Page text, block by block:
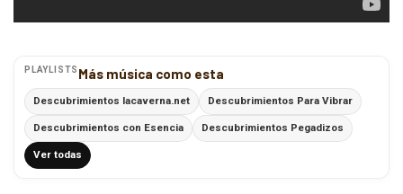
PLAYLISTS Más música como esta
Descubrimientos lacaverna.net Descubrimientos Para Vibrar
Descubrimientos con Esencia Descubrimientos Pegadizos
Ver todas